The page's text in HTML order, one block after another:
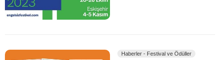
Haberler - Festival ve Ödüller